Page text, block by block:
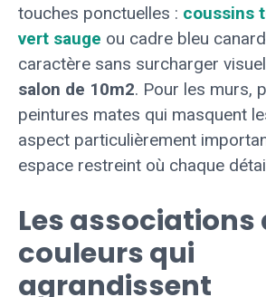
touches ponctuelles : coussins
vert sauge ou cadre bleu
caractère sans surcharger
salon de 10m2. Pour les murs,
peintures mates qui masquent
aspect particulièrement
espace restreint où chaque
Les associations
couleurs qui
agrandissent